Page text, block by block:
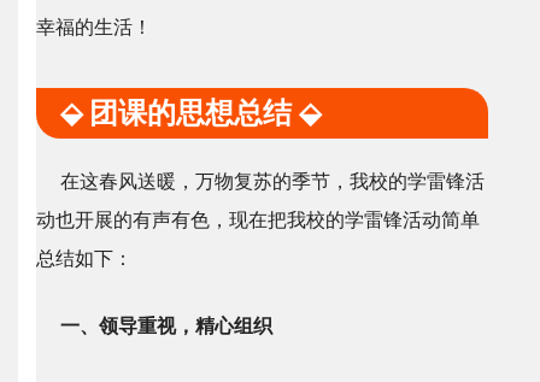
幸福的生活！
⬙ 团课的思想总结 ⬙
在这春风送暖，万物复苏的季节，我校的学雷锋活
动也开展的有声有色，现在把我校的学雷锋活动简单
总结如下：
一、领导重视，精心组织